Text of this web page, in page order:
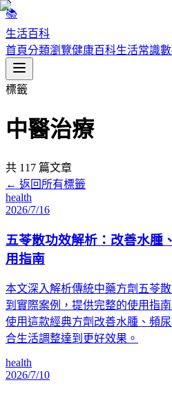
📚
生活百科
首頁分類瀏覽健康百科生活常識
標籤
中醫治療
共 117 篇文章
← 返回所有標籤
health
2026/7/16
五苓散功效解析：改善水腫
用指南
本文深入解析傳統中藥方劑五苓
到實際案例，提供完整的使用指
使用這款經典方劑改善水腫、頻
合生活調整達到更好效果。
health
2026/7/10